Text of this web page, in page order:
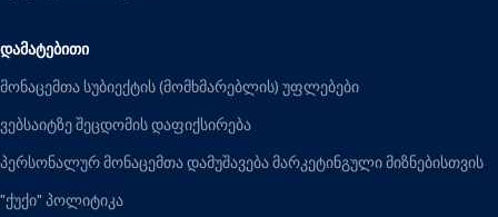
ᲓᲐᲛᲐᲢᲔᲑᲘᲗᲘ
მონაცემთა სუბიექტის (მომხმარებლის) უფლებები
ვებსაიტზე შეცდომის დაფიქსირება
პერსონალურ მონაცემთა დამუშავება მარკეტინგული მიზნებისთვის
"ქუქი" პოლიტიკა